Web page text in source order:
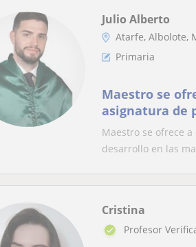
Julio Alberto
Atarfe, Albolote,
Primaria
Maestro se
asignatura de
desarrollo en
cualquier
más
buscar su
Maestro se ofrece
desarrollo en las
Cristina
Profesor